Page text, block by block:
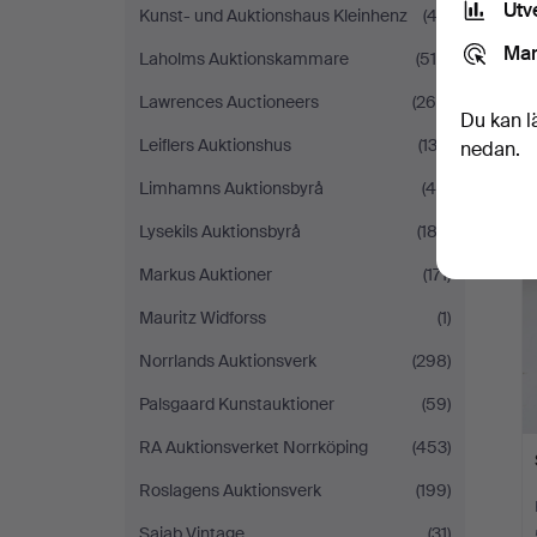
Kunst- und Auktionshaus Kleinhenz
(43)
Laholms Auktionskammare
(515)
Lawrences Auctioneers
(269)
Leiflers Auktionshus
(133)
Limhamns Auktionsbyrå
(48)
Lysekils Auktionsbyrå
(182)
Markus Auktioner
(171)
Mauritz Widforss
(1)
Norrlands Auktionsverk
(298)
Palsgaard Kunstauktioner
(59)
RA Auktionsverket Norrköping
(453)
Roslagens Auktionsverk
(199)
Du kan
nedan.